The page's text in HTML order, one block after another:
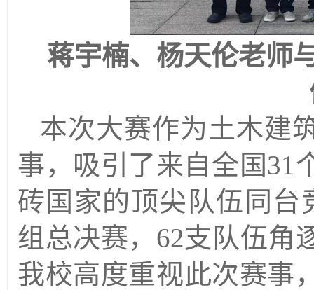
蒋宇楠、杨天伦老师
本次大赛作为土木建
事，吸引了来自全国31
砖国家的顶尖队伍同台
组总决赛，62支队伍角
我校高度重视此次赛事